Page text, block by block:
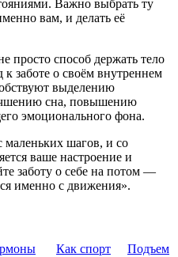
Важно выбрать ту
вам, и делать её
просто способ держать тело
заботе о своём внутреннем
выделению
сна, повышению
эмоционального фона.
шагов, и со
ваше настроение и
заботу о себе на потом —
именно с движения».
Как спорт
Подъем